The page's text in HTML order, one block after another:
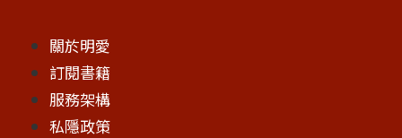
關於明愛
訂閱書籍
服務架構
私隱政策